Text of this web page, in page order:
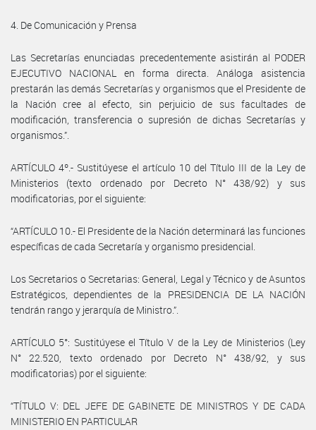
4. De Comunicación y Prensa
Las Secretarías enunciadas precedentemente asistirán al PODER
EJECUTIVO NACIONAL en forma directa. Análoga asistencia
prestarán las demás Secretarías y organismos que el Presidente de
la Nación cree al efecto, sin perjuicio de sus facultades de
modificación, transferencia o supresión de dichas Secretarías y
organismos.”.
ARTÍCULO 4º.- Sustitúyese el artículo 10 del Título III de la Ley de
Ministerios (texto ordenado por Decreto N° 438/92) y sus
modificatorias, por el siguiente:
“ARTÍCULO 10.- El Presidente de la Nación determinará las funciones
específicas de cada Secretaría y organismo presidencial.
Los Secretarios o Secretarias: General, Legal y Técnico y de Asuntos
Estratégicos, dependientes de la PRESIDENCIA DE LA NACIÓN
tendrán rango y jerarquía de Ministro.”.
ARTÍCULO 5°: Sustitúyese el Título V de la Ley de Ministerios (Ley
N° 22.520, texto ordenado por Decreto N° 438/92, y sus
modificatorias) por el siguiente:
“TÍTULO V: DEL JEFE DE GABINETE DE MINISTROS Y DE CADA
MINISTERIO EN PARTICULAR